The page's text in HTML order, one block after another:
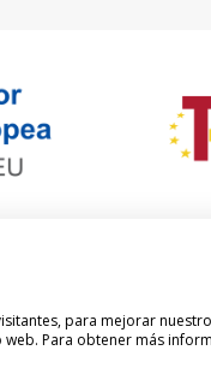
para mejorar
Para obtener más